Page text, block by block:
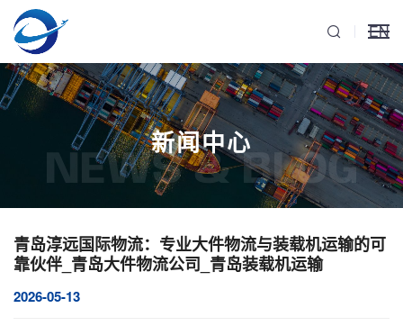
EN
新闻中心
NEWS & BLOG
青岛淳远国际物流：专业大件物流与装载机运输的可
靠伙伴_青岛大件物流公司_青岛装载机运输
2026-05-13